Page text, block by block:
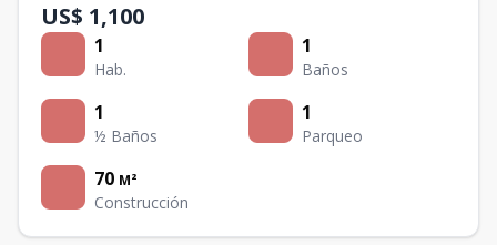
US$ 1,100
1
Hab.
1
Baños
1
½ Baños
1
Parqueo
70 M²
Construcción